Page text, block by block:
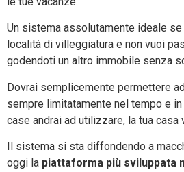
Un sistema assolutamente ideale se
località di villeggiatura e non vuoi
godendoti un altro immobile senza
Dovrai semplicemente permettere
sempre limitatamente nel tempo e
case andrai ad utilizzare, la tua casa
Il sistema si sta diffondendo a
oggi la piattaforma più sviluppata